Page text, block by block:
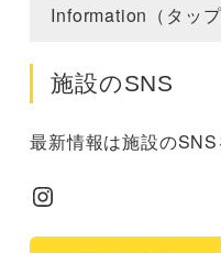
Information（タップ
施設のSNS
最新情報は施設の
Instagram